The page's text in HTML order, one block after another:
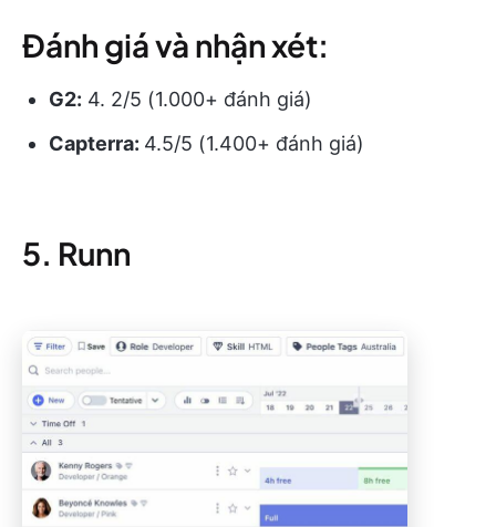
Đánh giá và nhận xét:
G2: 4. 2/5 (1.000+ đánh giá)
Capterra: 4.5/5 (1.400+ đánh giá)
5. Runn